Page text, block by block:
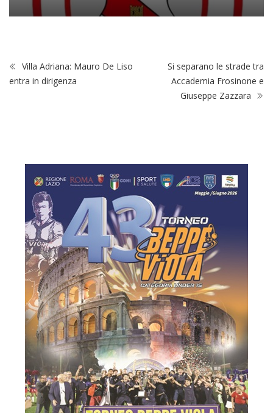
Villa Adriana: Mauro De Liso
entra in dirigenza
Si separano le strade tra
Accademia Frosinone e
Giuseppe Zazzara